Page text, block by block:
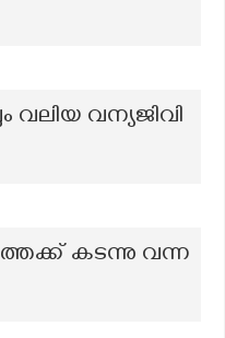
വലിയ വന്യജിവി
കടന്നു വന്ന